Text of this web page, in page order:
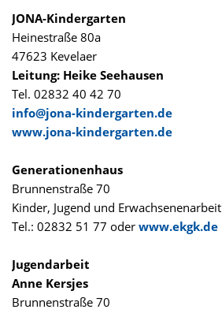
JONA-Kindergarten
Heinestraße 80a
47623 Kevelaer
Leitung: Heike Seehausen
Tel. 02832 40 42 70
info@jona-kindergarten.de
www.jona-kindergarten.de
Generationenhaus
Brunnenstraße 70
Kinder, Jugend und Erwachsenenarbeit
Tel.: 02832 51 77 oder www.ekgk.de
Jugendarbeit
Anne Kersjes
Brunnenstraße 70